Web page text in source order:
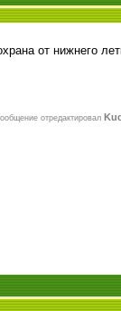
от нижнего
отредактировал